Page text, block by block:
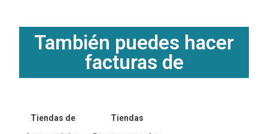
También puedes hacer
facturas de
Tiendas de
Tiendas